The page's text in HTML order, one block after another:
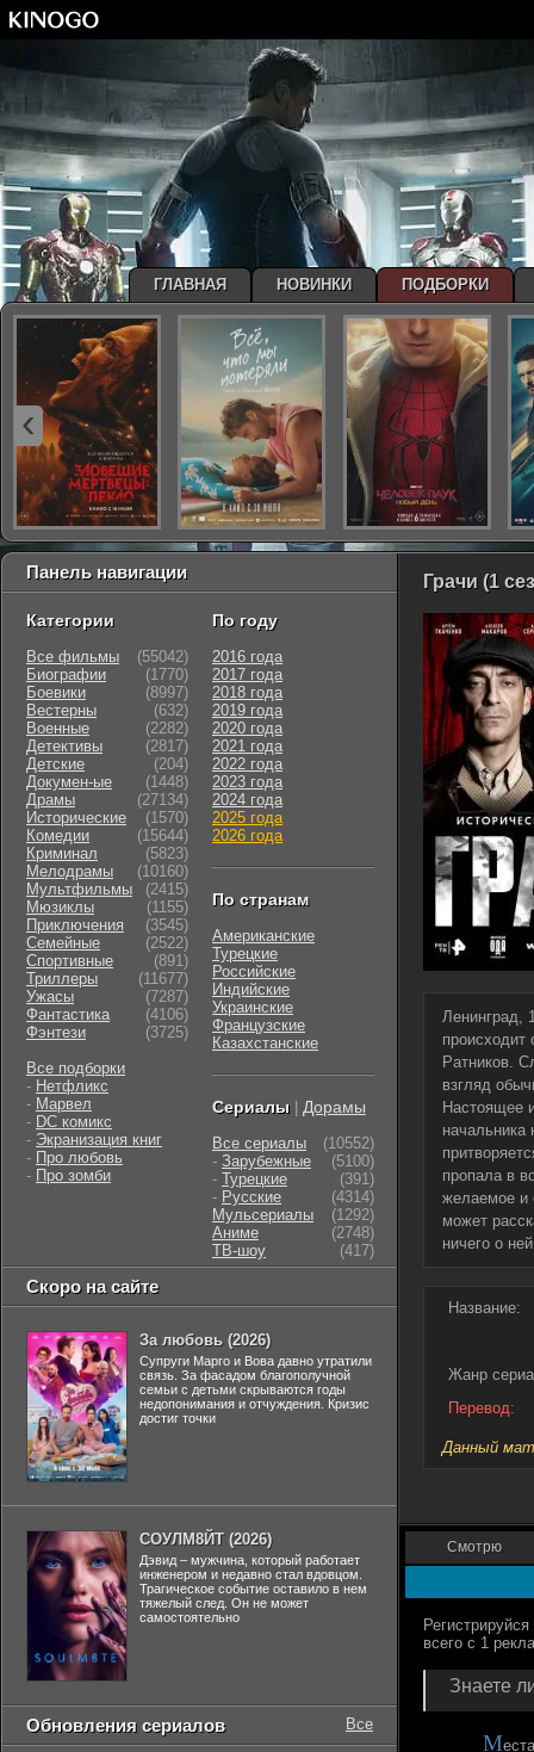
Грачи (1
Ленинград,
происходит
Ратников.
взгляд
Настоящее
начальника
пропала в
желаемое и
может
ничего о
Название:
Жанр
Перевод:
Данный
Смотрю
Знаете
М
Панель навигации
Категории
Все фильмы
(55042)
Биографии
(1770)
Боевики
(8997)
Вестерны
(632)
Военные
(2282)
Детективы
(2817)
Детские
(204)
Докумен-ые
(1448)
Драмы
(27134)
Исторические
(1570)
Комедии
(15644)
Криминал
(5823)
Мелодрамы
(10160)
Мультфильмы
(2415)
Мюзиклы
(1155)
Приключения
(3545)
Семейные
(2522)
Cпортивные
(891)
Триллеры
(11677)
Ужасы
(7287)
Фантастика
(4106)
Фэнтези
(3725)
Все подборки
- Нетфликс
- Марвел
- DC комикс
- Экранизация книг
- Про любовь
- Про зомби
По году
2016 года
2017 года
2018 года
2019 года
2020 года
2021 года
2022 года
2023 года
2024 года
2025 года
2026 года
По странам
Американские
Турецкие
Российские
Индийские
Украинские
Французские
Казахстанские
Сериалы Дорамы
Все сериалы
(10552)
- Зарубежные
(5100)
- Турецкие
(391)
- Русские
(4314)
Мульсериалы
(1292)
Аниме
(2748)
ТВ-шоу
(417)
Скоро на сайте
За любовь (2026)
Супруги Марго и Вова давно утратили
связь. За фасадом благополучной
семьи с детьми скрываются годы
недопонимания и отчуждения. Кризис
достиг точки
СОУЛМ8ЙТ (2026)
Дэвид – мужчина, который работает
инженером и недавно стал вдовцом.
Трагическое событие оставило в нем
тяжелый след. Он не может
самостоятельно
Обновления сериалов Все
ГЛАВНАЯ НОВИНКИ ПОДБОРКИ
‹